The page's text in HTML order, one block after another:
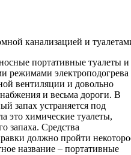
канализацией и
портативные туалеты и
режимами электроподогрева
вентиляции и довольно
и весьма дороги. В
запах устраняется под
это химические туалеты,
запаха. Средства
должно пройти
название – портативные